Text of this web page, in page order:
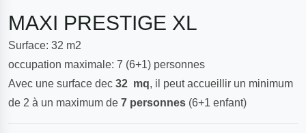
MAXI PRESTIGE XL
Surface: 32 m2
occupation maximale: 7 (6+1) personnes
Avec une surface dec 32 mq, il peut accueillir un minimum
de 2 à un maximum de 7 personnes (6+1 enfant)